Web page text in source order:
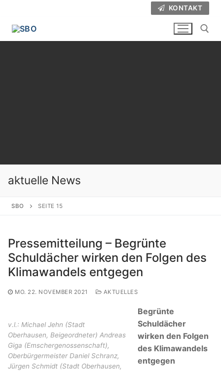
springen
KONTAKT
aktuelle News
SBO SEITE 15
Pressemitteilung – Begrünte
Schuldächer wirken den Folgen des
Klimawandels entgegen
MO. 22. NOVEMBER 2021 AKTUELLES
v.l.: Michael Jehn (Stadt
Oberhausen, Beigeordneter) Andreas
Giga (Emschergenossenschaft),
Oberbürgermeister Daniel Schranz,
Jürgen Schmidt (Stadt Oberhausen,
Begrünte
Schuldächer
wirken den Folgen
des Klimawandels
entgegen